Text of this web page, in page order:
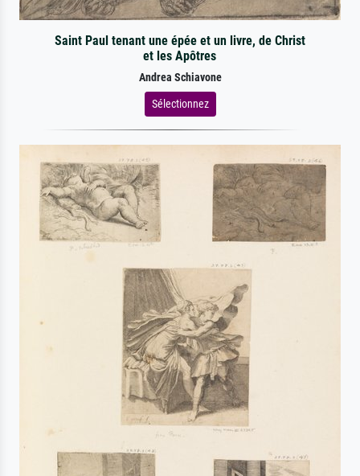
Saint Paul tenant une épée et un livre, de Christ
et les Apôtres
Andrea Schiavone
Sélectionnez